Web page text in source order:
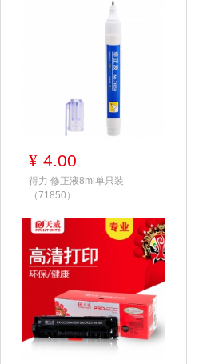
¥ 4.00
得力 修正液8ml单只装
（71850）